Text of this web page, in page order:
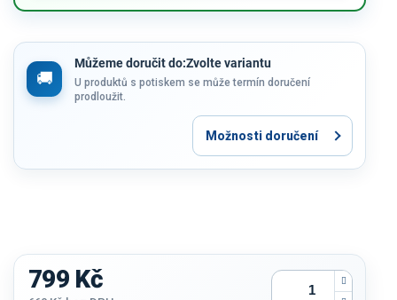
Můžeme doručit do:Zvolte variantu
U produktů s potiskem se může termín doručení
prodloužit.
Možnosti doručení
799 Kč